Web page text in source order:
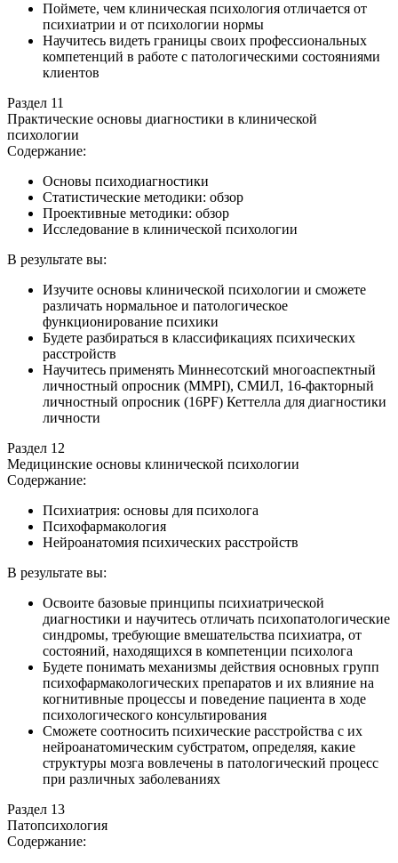
Поймете, чем клиническая психология отличается от
психиатрии и от психологии нормы
Научитесь видеть границы своих профессиональных
компетенций в работе с патологическими состояниями
клиентов
Раздел 11
Практические основы диагностики в клинической
психологии
Содержание:
Основы психодиагностики
Статистические методики: обзор
Проективные методики: обзор
Исследование в клинической психологии
В результате вы:
Изучите основы клинической психологии и сможете
различать нормальное и патологическое
функционирование психики
Будете разбираться в классификациях психических
расстройств
Научитесь применять Миннесотский многоаспектный
личностный опросник (MMPI), СМИЛ, 16-факторный
личностный опросник (16PF) Кеттелла для диагностики
личности
Раздел 12
Медицинские основы клинической психологии
Содержание:
Психиатрия: основы для психолога
Психофармакология
Нейроанатомия психических расстройств
В результате вы:
Освоите базовые принципы психиатрической
диагностики и научитесь отличать психопатологические
синдромы, требующие вмешательства психиатра, от
состояний, находящихся в компетенции психолога
Будете понимать механизмы действия основных групп
психофармакологических препаратов и их влияние на
когнитивные процессы и поведение пациента в ходе
психологического консультирования
Сможете соотносить психические расстройства с их
нейроанатомическим субстратом, определяя, какие
структуры мозга вовлечены в патологический процесс
при различных заболеваниях
Раздел 13
Патопсихология
Содержание: